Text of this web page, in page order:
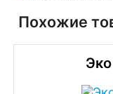
Похожие